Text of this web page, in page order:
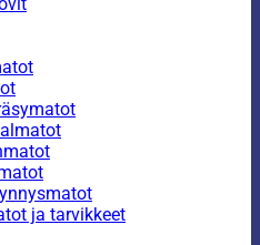
ja tarvikkeet